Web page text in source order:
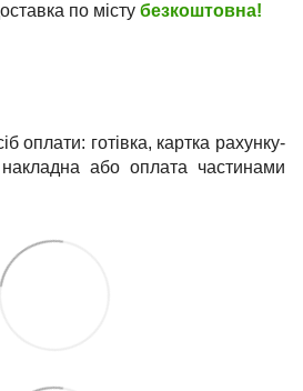
по місту безкоштовна!
оплати: готівка, картка рахунку-
або оплата частинами